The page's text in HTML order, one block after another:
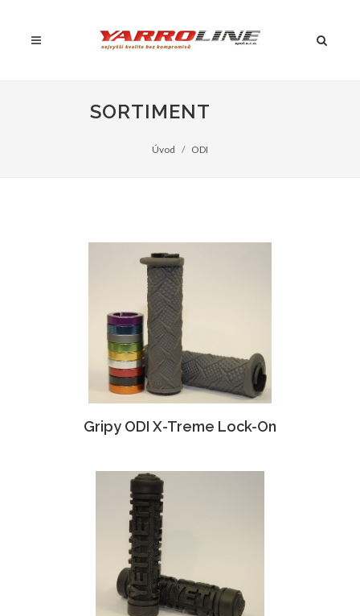
SORTIMENT
Úvod ODI
Gripy ODI X-Treme Lock-On